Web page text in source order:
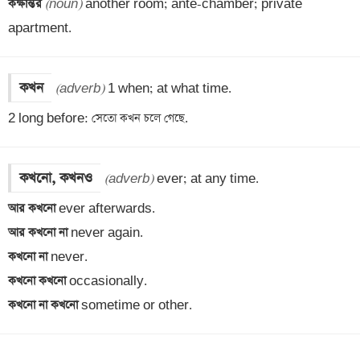
কক্ষান্তর (noun) another room; ante-chamber; private
apartment.
কখন (adverb) 1 when; at what time.
2 long before: সেতো কখন চলে গেছে.
কখনো, কখনও (adverb)
আর কখনো
আর কখনো না
কখনো না
কখনো কখনো
কখনো না কখনো sometime or other.